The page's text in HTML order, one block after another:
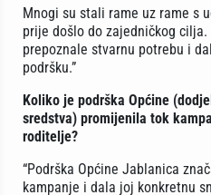
Mnogi su stali rame uz rame s
prije došlo do zajedničkog
prepoznale stvarnu potrebu i
podršku.”
Koliko je podrška Općine
sredstva) promijenila tok
roditelje?
“Podrška Općine Jablanica
kampanje i dala joj konkretnu